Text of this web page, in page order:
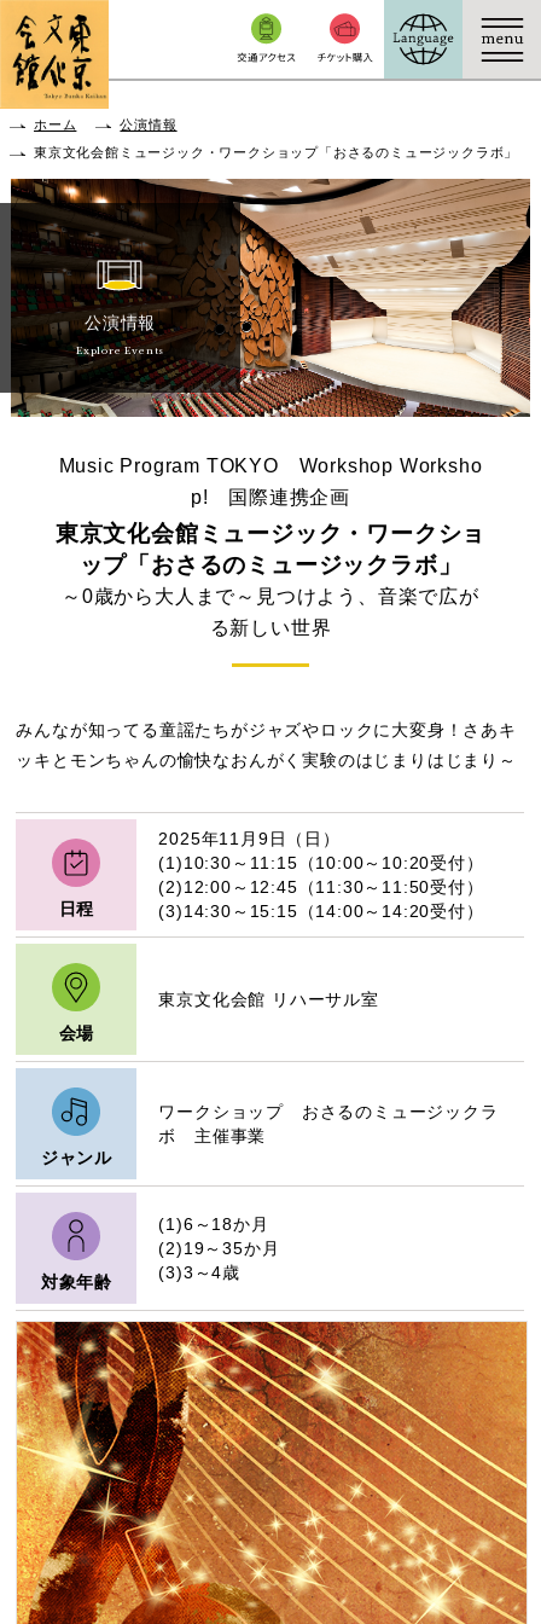
本文へ移動
ホーム
公演情報
東京文化会館ミュージック・ワークショップ「おさるのミュージックラボ」
公演情報
Explore Events
Music Program TOKYO Workshop Worksho
p! 国際連携企画
東京文化会館ミュージック・ワークショ
ップ「おさるのミュージックラボ」
～0歳から大人まで～見つけよう、音楽で広が
る新しい世界
みんなが知ってる童謡たちがジャズやロックに大変身！さあキ
ッキとモンちゃんの愉快なおんがく実験のはじまりはじまり～
日程
2025年11月9日（日）
(1)10:30～11:15（10:00～10:20受付）
(2)12:00～12:45（11:30～11:50受付）
(3)14:30～15:15（14:00～14:20受付）
会場
東京文化会館 リハーサル室
ジャンル
ワークショップ おさるのミュージックラ
ボ 主催事業
対象年齢
(1)6～18か月
(2)19～35か月
(3)3～4歳